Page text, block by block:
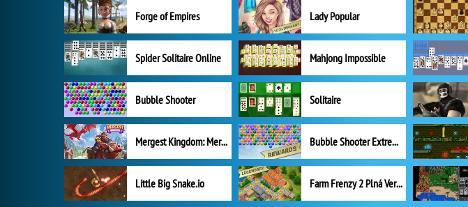
Forge of Empires Lady Popular
Spider Solitaire Online Mahjong Impossible
Bubble Shooter Solitaire
Mergest Kingdom: Merge Puzzle Bubble Shooter Extreme
Little Big Snake.io Farm Frenzy 2 Plná Verze